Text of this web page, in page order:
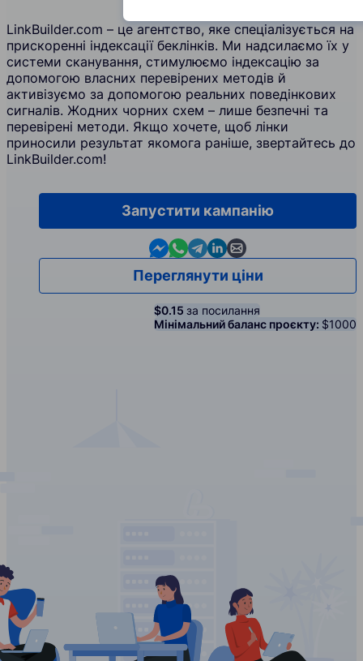
LinkBuilder.com – це агентство, яке спеціалізується на
прискоренні індексації беклінків. Ми надсилаємо їх у
системи сканування, стимулюємо індексацію за
допомогою власних перевірених методів й
активізуємо за допомогою реальних поведінкових
сигналів. Жодних чорних схем – лише безпечні та
перевірені методи. Якщо хочете, щоб лінки
приносили результат якомога раніше, звертайтесь до
LinkBuilder.com!
Запустити кампанію
Contact us in Messenger
Contact us in WhatsApp
Contact us in Telegram
Contact us in Linkedin
Contact us by email
Переглянути ціни
$0.15 за посилання
Мінімальний баланс проєкту: $1000